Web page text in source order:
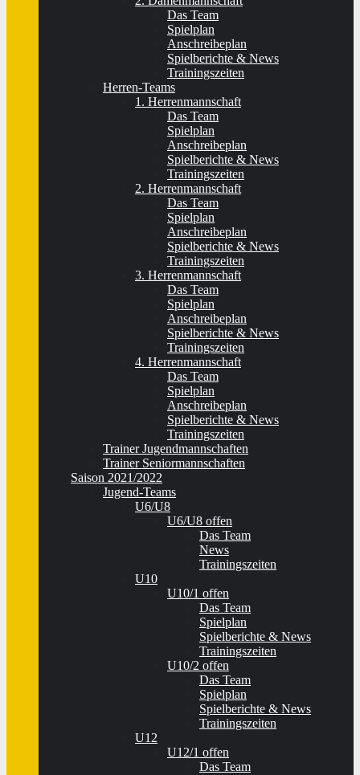
Das Team
Spielplan
Anschreibeplan
Spielberichte & News
Trainingszeiten
Herren-Teams
1. Herrenmannschaft
Das Team
Spielplan
Anschreibeplan
Spielberichte & News
Trainingszeiten
2. Herrenmannschaft
Das Team
Spielplan
Anschreibeplan
Spielberichte & News
Trainingszeiten
3. Herrenmannschaft
Das Team
Spielplan
Anschreibeplan
Spielberichte & News
Trainingszeiten
4. Herrenmannschaft
Das Team
Spielplan
Anschreibeplan
Spielberichte & News
Trainingszeiten
Trainer Jugendmannschaften
Trainer Seniormannschaften
Saison 2021/2022
Jugend-Teams
U6/U8
U6/U8 offen
Das Team
News
Trainingszeiten
U10
U10/1 offen
Das Team
Spielplan
Spielberichte & News
Trainingszeiten
U10/2 offen
Das Team
Spielplan
Spielberichte & News
Trainingszeiten
U12
U12/1 offen
Das Team